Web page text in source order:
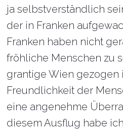
ja selbstverständlich
der in Franken
Franken haben nicht
fröhliche Menschen zu
grantige Wien gezogen
Freundlichkeit der
eine angenehme
diesem Ausflug habe